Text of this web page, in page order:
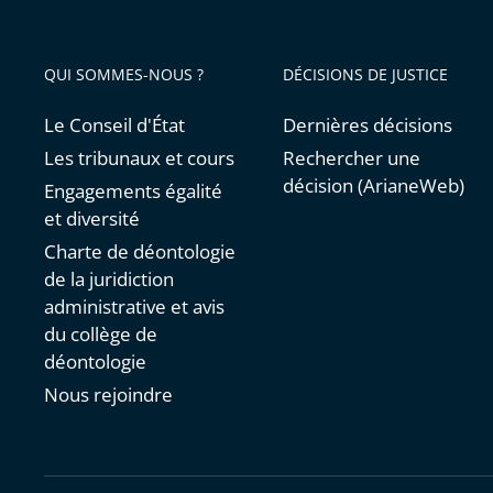
QUI SOMMES-NOUS ?
Le Conseil d'État
Les tribunaux et cours
Engagements égalité
et diversité
Charte de déontologie
de la juridiction
administrative et avis
du collège de
déontologie
Nous rejoindre
DÉCISIONS DE JUSTICE
Dernières décisions
Rechercher une
décision (ArianeWeb)